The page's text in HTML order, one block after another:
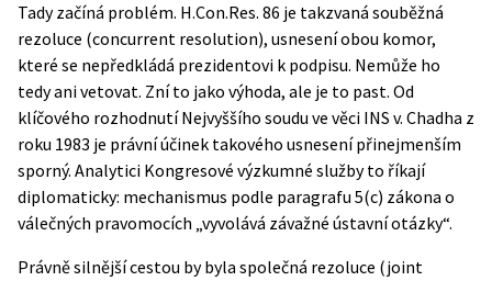
Tady začíná problém. H.Con.Res. 86 je takzvaná souběžná
rezoluce (concurrent resolution), usnesení obou komor,
které se nepředkládá prezidentovi k podpisu. Nemůže ho
tedy ani vetovat. Zní to jako výhoda, ale je to past. Od
klíčového rozhodnutí Nejvyššího soudu ve věci INS v. Chadha z
roku 1983 je právní účinek takového usnesení přinejmenším
sporný. Analytici Kongresové výzkumné službyto říkají
diplomaticky: mechanismus podle paragrafu 5(c) zákona o
válečných pravomocích „vyvolává závažné ústavní otázky“.
Právně silnější cestou by byla společná rezoluce (joint